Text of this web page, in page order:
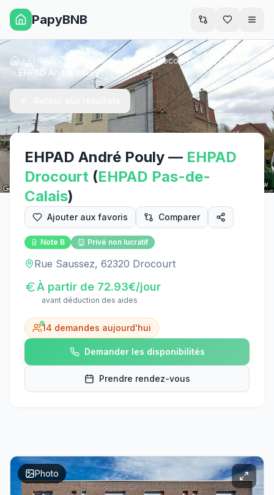
PapyBNB
Street View
AccueilEHPAD Pas-de-Calais
EHPAD Drocourt
EHPAD André Pouly
EHPAD André Pouly — EHPAD
Drocourt (EHPAD Pas-de-
Calais)
Ajouter aux favoris Comparer
Note B Privé non lucratif
Rue Saussez, 62320 Drocourt
À partir de 72.93€/jour
avant déduction des aides
14 demandes aujourd'hui
Demander les disponibilités
Prendre rendez-vous
Photo